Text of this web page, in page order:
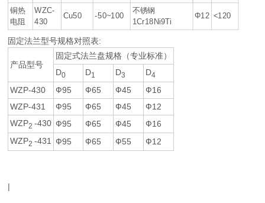
铜热
电阻
WZC-
430
Cu50 -50~100
不锈钢
1Cr18Ni9Ti
Φ12 <120
固定法兰型号规格对照表:
产品型号
固定式法兰盘规格（专业标准）
D0 D1 D3 D4
WZP-430 Ф95 Ф65 Ф45
Ф16
WZP-431
Ф95 Ф65 Ф45
Ф12
WZP2-430 Ф95 Ф65 Ф45
Ф16
WZP2-431 Ф95 Ф65 Ф55 Ф12
|